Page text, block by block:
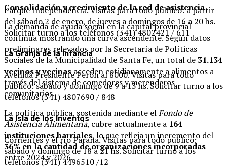
Parque Independencia. Visitas para todo público: a partir
del sábado 2 de enero, de jueves a domingos de 16 a 20 hs.
Solicitar turno a los teléfonos (341) 4802421 / 611
La Granja de la Infancia
Avenida Presidente Perón al 8000. Visitas para todo
público: sábado y domingo de 9 a 13 hs. Solicitar turno a los
teléfonos (341) 4807690 / 848
La Isla de los Inventos
Corrientes y el río Paraná. Visitas para todo público:
sábado y domingo de 18 a 21 hs. Solicitar turno a los
teléfonos (341) 4496510 /12
Consolidación y crecimiento de la red de asistencia
La demanda de ayuda social en la capital provincial
continúa mostrando una curva ascendente. Según datos
preliminares relevados por la Secretaría de Políticas
Sociales de la Municipalidad de Santa Fe, un total de 31.134
vecinos y vecinasacceden cotidianamente a alimentos a
través del sistema de comedores y merenderos
comunitarios.
La política pública, sostenida mediante elFondo de
Asistencia Alimentaria, cubre actualmente a 164
instituciones barriales, lo que refleja un incremento del
36% en la cantidad de organizaciones incorporadas
entre 2024 y 2026.